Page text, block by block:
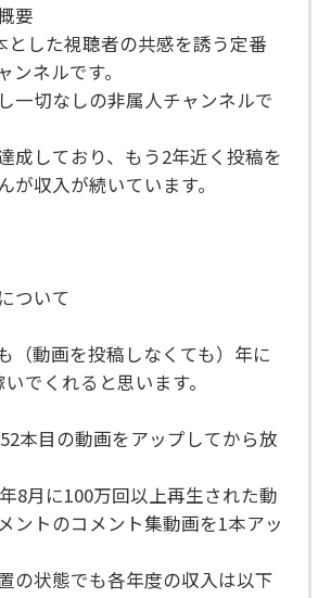
要
とした視聴者の共感を誘う定番
ンネルです。
一切なしの非属人チャンネルで
成しており、もう2年近く投稿を
が収入が続いています。
ついて
（動画を投稿しなくても）年に
でくれると思います。
本目の動画をアップしてから放
8月に100万回以上再生された動
ントのコメント集動画を1本アッ
の状態でも各年度の収入は以下